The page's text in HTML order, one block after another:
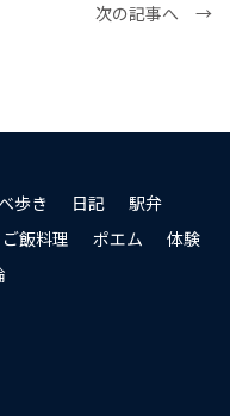
次の記事へ →
歩き 日記
駅弁
ご飯料理 ポエム
体験